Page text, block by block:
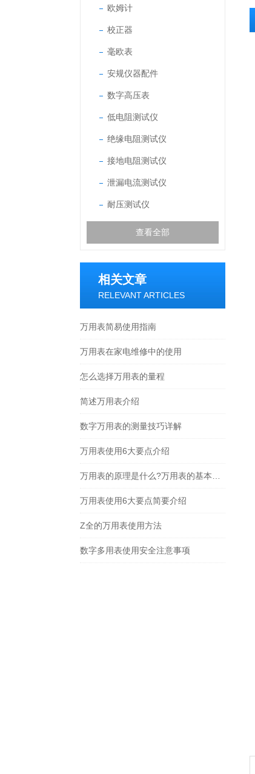
欧姆计
校正器
毫欧表
安规仪器配件
数字高压表
低电阻测试仪
绝缘电阻测试仪
接地电阻测试仪
泄漏电流测试仪
耐压测试仪
查看全部
相关文章
RELEVANT ARTICLES
万用表简易使用指南
万用表在家电维修中的使用
怎么选择万用表的量程
简述万用表介绍
数字万用表的测量技巧详解
万用表使用6大要点介绍
万用表使用6大要点简要介绍
Z全的万用表使用方法
数字多用表使用安全注意事项